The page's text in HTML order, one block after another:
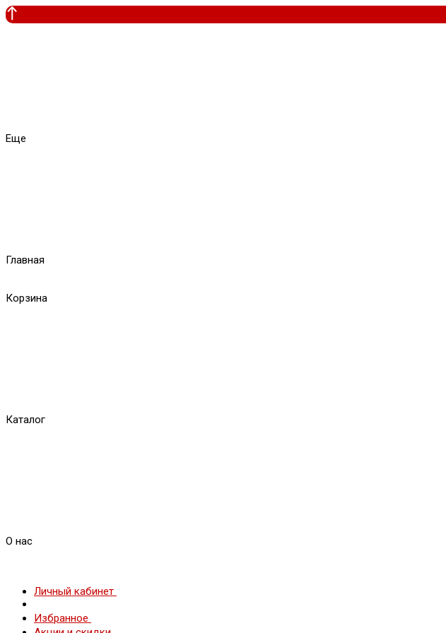
Еще
Главная
Корзина
Каталог
О нас
Личный кабинет
Избранное